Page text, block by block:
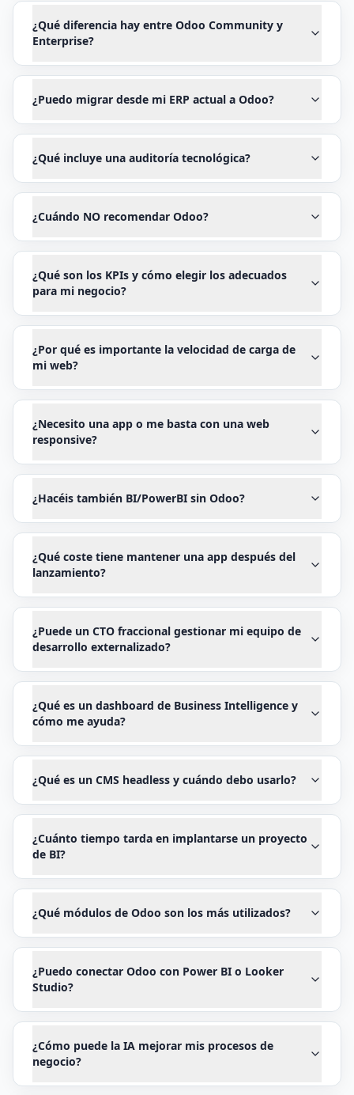
¿Qué diferencia hay entre Odoo Community y
Enterprise?
¿Puedo migrar desde mi ERP actual a Odoo?
¿Qué incluye una auditoría tecnológica?
¿Cuándo NO recomendar Odoo?
¿Qué son los KPIs y cómo elegir los adecuados
para mi negocio?
¿Por qué es importante la velocidad de carga de
mi web?
¿Necesito una app o me basta con una web
responsive?
¿Hacéis también BI/PowerBI sin Odoo?
¿Qué coste tiene mantener una app después del
lanzamiento?
¿Puede un CTO fraccional gestionar mi equipo de
desarrollo externalizado?
¿Qué es un dashboard de Business Intelligence y
cómo me ayuda?
¿Qué es un CMS headless y cuándo debo usarlo?
¿Cuánto tiempo tarda en implantarse un proyecto
de BI?
¿Qué módulos de Odoo son los más utilizados?
¿Puedo conectar Odoo con Power BI o Looker
Studio?
¿Cómo puede la IA mejorar mis procesos de
negocio?